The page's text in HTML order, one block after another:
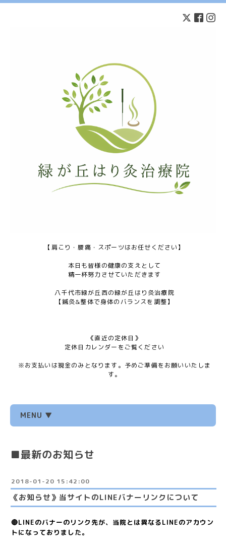
【肩こり・腰痛・スポーツはお任せください】
本日も皆様の健康の支えとして
精一杯努力させていただきます
八千代市緑が丘西の緑が丘はり灸治療院
【鍼灸&整体で身体のバランスを調整】
《直近の定休日》
定休日カレンダーをご覧ください
※お支払いは現金のみとなります。予めご準備をお願いいたしま
す。
MENU ▼
■最新のお知らせ
2018-01-20 15:42:00
《お知らせ》当サイトのLINEバナーリンクについて
🔴LINEのバナーのリンク先が、当院とは異なるLINEのアカウン
トになっておりました。